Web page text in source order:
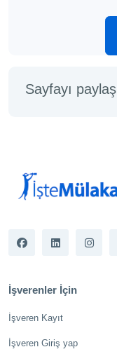
Sayfayı paylaş
İşverenler İçin
İşveren Kayıt
İşveren Giriş yap